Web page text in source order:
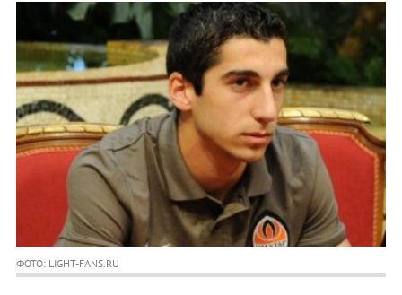
ФОТО: LIGHT-FANS.RU